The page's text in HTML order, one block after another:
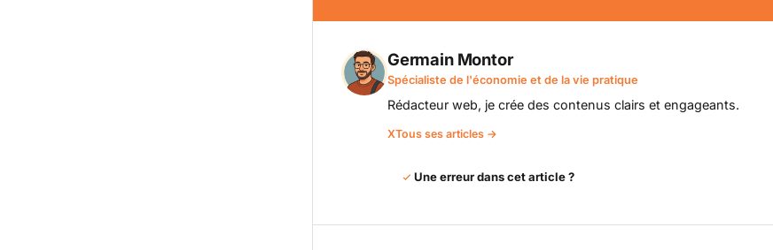
Germain Montor
Spécialiste de l'économie et de la vie pratique
Rédacteur web, je crée des contenus clairs et engageants.
XTous ses articles →
Une erreur dans cet article ?